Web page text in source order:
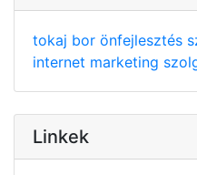
tokaj bor önfejlesztés
internet marketing
Linkek